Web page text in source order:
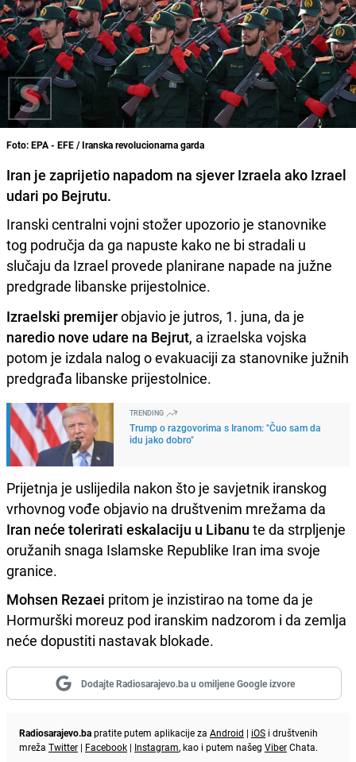
Foto: EPA - EFE / Iranska revolucionarna garda
Iran je zaprijetio napadom na sjever Izraela ako Izrael
udari po Bejrutu.
Iranski centralni vojni stožer upozorio je stanovnike
tog područja da ga napuste kako ne bi stradali u
slučaju da Izrael provede planirane napade na južne
predgrade libanske prijestolnice.
Izraelski premijerobjavio je jutros, 1. juna, da je
naredio nove udare na Bejrut, a izraelska vojska
potom je izdala nalog o evakuaciji za stanovnike južnih
predgrađa libanske prijestolnice.
TRENDING
Trump o razgovorima s Iranom: "Čuo sam da
idu jako dobro"
Prijetnja je uslijedila nakon što je savjetnik iranskog
vrhovnog vođe objavio na društvenim mrežama da
Iran neće tolerirati eskalaciju u Libanu te da strpljenje
oružanih snaga Islamske Republike Iran ima svoje
granice.
Mohsen Rezaei pritom je inzistirao na tome da je
Hormurški moreuz pod iranskim nadzorom i da zemlja
neće dopustiti nastavak blokade.
Dodajte Radiosarajevo.ba u omiljene Google izvore
Radiosarajevo.bapratite putem aplikacije za Android | iOS i društvenih
mreža Twitter | Facebook | Instagram, kao i putem našeg ViberChata.